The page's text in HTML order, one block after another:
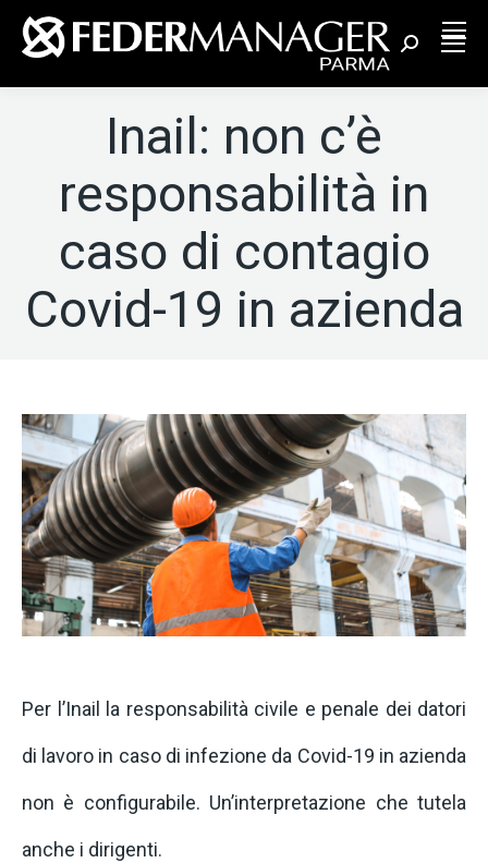
Cerca:
Inail: non c’è
responsabilità in
caso di contagio
Covid-19 in azienda
Per l’Inail la responsabilità civile e penale dei datori
di lavoro in caso di infezione da Covid-19 in azienda
non è configurabile. Un’interpretazione che tutela
anche i dirigenti.